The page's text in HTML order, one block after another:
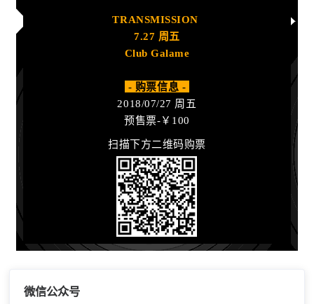
TRANSMISSION
7.27 周五
Club Galame
- 购票信息 -
2018/07/27 周五
预售票-￥100
扫描下方二维码购票
微信公众号